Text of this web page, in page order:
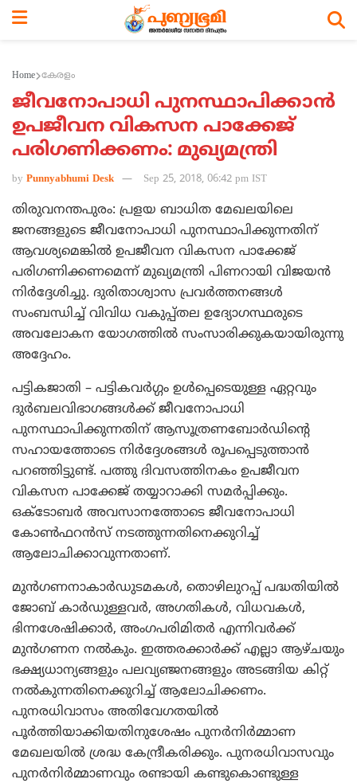
Home കേരളം
ജീവനോപാധി പുനസ്ഥാപിക്കാന്‍
ഉപജീവന വികസന പാക്കേജ്
പരിഗണിക്കണം: മുഖ്യമന്ത്രി
by Punnyabhumi Desk Sep 25, 2018, 06:42 pm IST
തിരുവനന്തപുരം: പ്രളയ ബാധിത മേഖലയിലെ
ജനങ്ങളുടെ ജീവനോപാധി പുനസ്ഥാപിക്കുന്നതിന്
ആവശ്യമെങ്കില്‍ ഉപജീവന വികസന പാക്കേജ്
പരിഗണിക്കണമെന്ന് മുഖ്യമന്ത്രി പിണറായി വിജയന്‍
നിര്‍ദ്ദേശിച്ചു. ദുരിതാശ്വാസ പ്രവര്‍ത്തനങ്ങള്‍
സംബന്ധിച്ച് വിവിധ വകുപ്പ്തല ഉദ്യോഗസ്ഥരുടെ
അവലോകന യോഗത്തില്‍ സംസാരിക്കുകയായിരുന്നു
അദ്ദേഹം.
പട്ടികജാതി – പട്ടികവര്‍ഗ്ഗം ഉള്‍പ്പെടെയുള്ള ഏറ്റവും
ദുര്‍ബലവിഭാഗങ്ങള്‍ക്ക് ജീവനോപാധി
പുനസ്ഥാപിക്കുന്നതിന് ആസൂത്രണബോര്‍ഡിന്റെ
സഹായത്തോടെ നിര്‍ദ്ദേശങ്ങള്‍ രൂപപ്പെടുത്താന്‍
പറഞ്ഞിട്ടുണ്ട്. പത്തു ദിവസത്തിനകം ഉപജീവന
വികസന പാക്കേജ് തയ്യാറാക്കി സമര്‍പ്പിക്കും.
ഒക്ടോബര്‍ അവസാനത്തോടെ ജീവനോപാധി
കോണ്‍ഫറന്‍സ് നടത്തുന്നതിനെക്കുറിച്ച്
ആലോചിക്കാവുന്നതാണ്.
മുന്‍ഗണനാകാര്‍ഡുടമകള്‍, തൊഴിലുറപ്പ് പദ്ധതിയില്‍
ജോബ് കാര്‍ഡുള്ളവര്‍, അഗതികള്‍, വിധവകള്‍,
ഭിന്നശേഷിക്കാര്‍, അംഗപരിമിതര്‍ എന്നിവര്‍ക്ക്
മുന്‍ഗണന നല്‍കും. ഇത്തരക്കാര്‍ക്ക് എല്ലാ ആഴ്ചയും
ഭക്ഷ്യധാന്യങ്ങളും പലവ്യഞ്ജനങ്ങളും അടങ്ങിയ കിറ്റ്
നല്‍കുന്നതിനെക്കുറിച്ച് ആലോചിക്കണം.
പുനരധിവാസം അതിവേഗതയില്‍
പൂര്‍ത്തിയാക്കിയതിനുശേഷം പുനര്‍നിര്‍മ്മാണ
മേഖലയില്‍ ശ്രദ്ധ കേന്ദ്രീകരിക്കും. പുനരധിവാസവും
പുനര്‍നിര്‍മ്മാണവും രണ്ടായി കണ്ടുകൊണ്ടുള്ള